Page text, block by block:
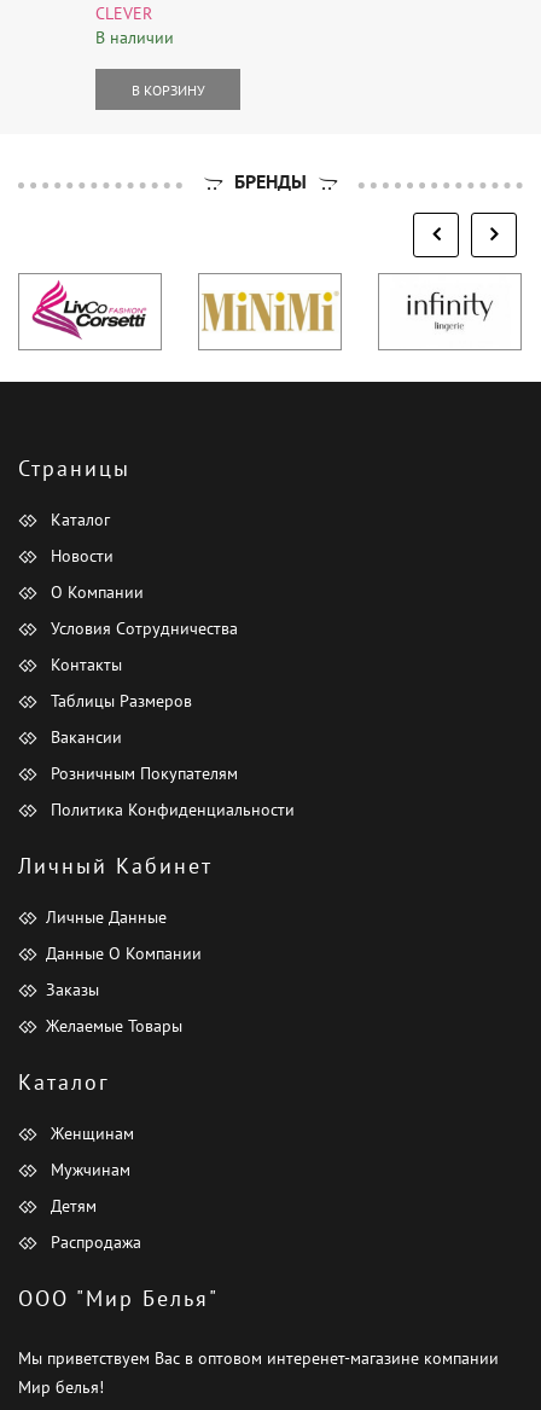
CLEVER
В наличии
В КОРЗИНУ
БРЕНДЫ
Страницы
Каталог
Новости
О Компании
Условия Сотрудничества
Контакты
Таблицы Размеров
Вакансии
Розничным Покупателям
Политика Конфиденциальности
Личный Кабинет
Личные Данные
Данные О Компании
Заказы
Желаемые Товары
Каталог
Женщинам
Мужчинам
Детям
Распродажа
ООО "Мир Белья"
Мы приветствуем Вас в оптовом интеренет-магазине компании
Мир белья!